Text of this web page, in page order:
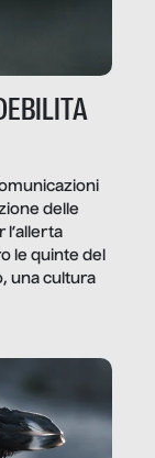
delle
l’allerta
le quinte del
una cultura